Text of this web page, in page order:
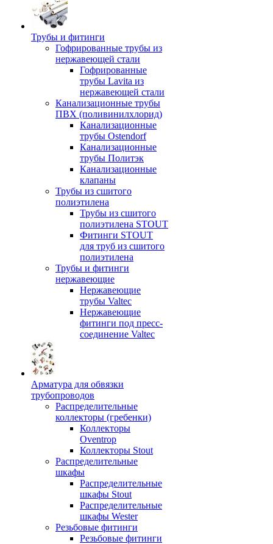
Трубы и фитинги
Гофрированные трубы из
нержавеющей стали
Гофрированные
трубы Lavita из
нержавеющей стали
Канализационные трубы
ПВХ (поливинилхлорид)
Канализационные
трубы Ostendorf
Канализационные
трубы Политэк
Канализационные
клапаны
Трубы из сшитого
полиэтилена
Трубы из сшитого
полиэтилена STOUT
Фитинги STOUT
для труб из сшитого
полиэтилена
Трубы и фитинги
нержавеющие
Нержавеющие
трубы Valtec
Нержавеющие
фитинги под пресс-
соединение Valtec
Арматура для обвязки
трубопроводов
Распределительные
коллекторы (гребенки)
Коллекторы
Oventrop
Коллекторы Stout
Распределительные
шкафы
Распределительные
шкафы Stout
Распределительные
шкафы Wester
Резьбовые фитинги
Резьбовые фитинги